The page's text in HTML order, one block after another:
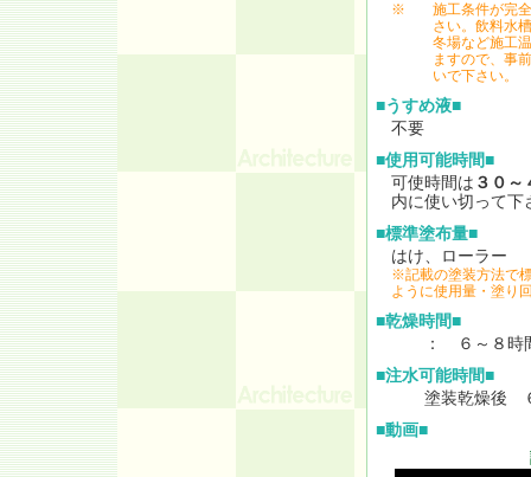
※
施工条件が完
さい。飲料水
冬場など施工
ますので、事
いで下さい。
■うすめ液■
不要
■使用可能時間■
可使時間は ３０
内に使い切って下
■標準塗布量■
はけ、ローラ
※記載の塗装方法で
ように使用量・塗り
■乾燥時間■
： ６～８時
■注水可能時間■
塗装乾燥後 ６
■動画■